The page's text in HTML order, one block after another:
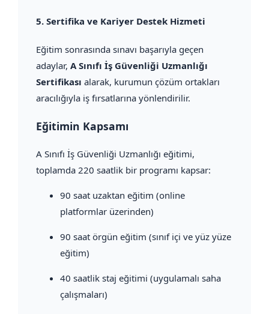
5. Sertifika ve Kariyer Destek Hizmeti
Eğitim sonrasında sınavı başarıyla geçen
adaylar, A Sınıfı İş Güvenliği Uzmanlığı
Sertifikası alarak, kurumun çözüm ortakları
aracılığıyla iş fırsatlarına yönlendirilir.
Eğitimin Kapsamı
A Sınıfı İş Güvenliği Uzmanlığı eğitimi,
toplamda 220 saatlik bir programı kapsar:
90 saat uzaktan eğitim (online
platformlar üzerinden)
90 saat örgün eğitim (sınıf içi ve yüz yüze
eğitim)
40 saatlik staj eğitimi (uygulamalı saha
çalışmaları)